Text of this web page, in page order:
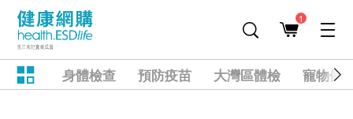
1
身體檢查 預防疫苗 大灣區體檢 寵物健